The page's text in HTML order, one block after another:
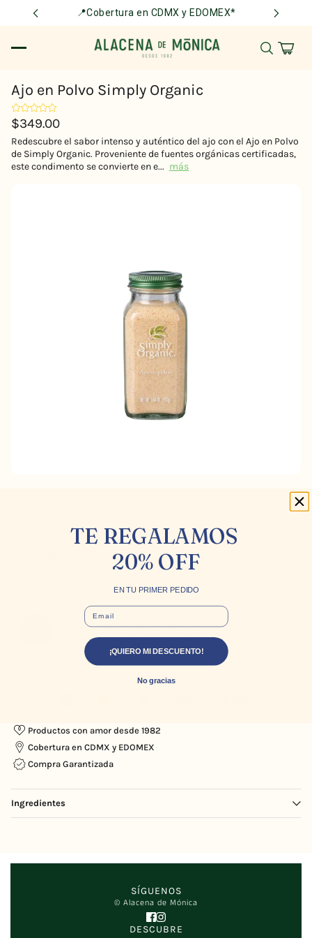
📍Cobertura en CDMX y EDOMEX*
Ajo en Polvo Simply Organic
$349.00
Redescubre el sabor intenso y auténtico del ajo con el Ajo en Polvo
de Simply Organic. Proveniente de fuentes orgánicas certificadas,
este condimento se convierte en e... más
Orgánico certificado
SABOR CON CONCIENCIA
Curamos productos seleccionados por su trayectoria, calidad
y sabor, de marcas de prestigio internacional y productores
mexicanos responsables.
¡Compra ahora y recibe hoy mismo!
Productos con amor desde 1982
Cobertura en CDMX y EDOMEX
Compra Garantizada
Ingredientes
SÍGUENOS
© Alacena de Mónica
DESCUBRE
TE REGALAMOS
20% OFF
EN TU PRIMER PEDIDO
EMAIL
¡QUIERO MI DESCUENTO!
No gracias